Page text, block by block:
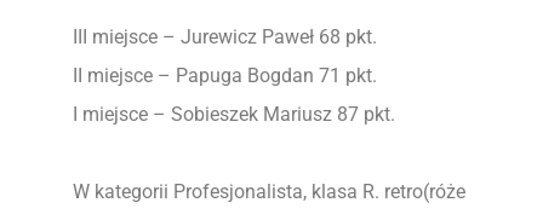
III miejsce – Jurewicz Paweł 68 pkt.
II miejsce – Papuga Bogdan 71 pkt.
I miejsce – Sobieszek Mariusz 87 pkt.
W kategorii Profesjonalista, klasa R. retro(róże